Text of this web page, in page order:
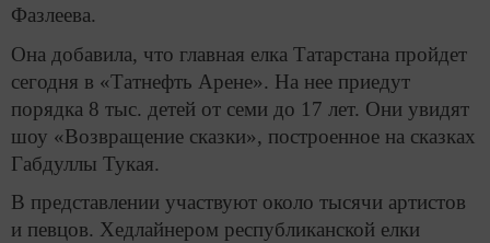
Фазлеева.
Она добавила, что главная елка Татарстана пройдет
сегодня в «Татнефть Арене». На нее приедут
порядка 8 тыс. детей от семи до 17 лет. Они увидят
шоу «Возвращение сказки», построенное на сказках
Габдуллы Тукая.
В представлении участвуют около тысячи артистов
и певцов. Хедлайнером республиканской елки